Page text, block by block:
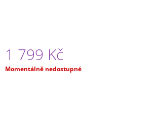
1 799 Kč
Měrná
Momentálně nedostupné
STOJÁNEK
(NÁHODNÝ)
79